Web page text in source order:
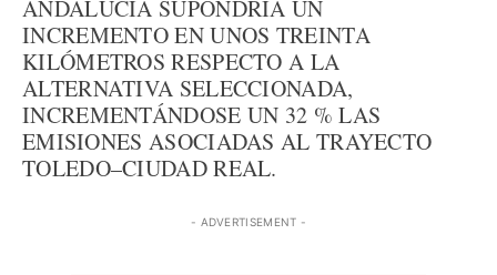
ANDALUCÍA SUPONDRÍA UN
INCREMENTO EN UNOS TREINTA
KILÓMETROS RESPECTO A LA
ALTERNATIVA SELECCIONADA,
INCREMENTÁNDOSE UN 32 % LAS
EMISIONES ASOCIADAS AL TRAYECTO
TOLEDO–CIUDAD REAL.
- ADVERTISEMENT -